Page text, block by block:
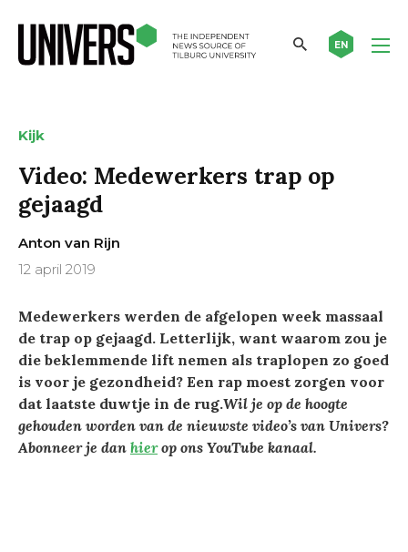
EN
Kijk
Video: Medewerkers trap op
gejaagd
Anton van Rijn
12 april 2019
Medewerkers werden de afgelopen week massaal
de trap op gejaagd. Letterlijk, want waarom zou je
die beklemmende lift nemen als traplopen zo goed
is voor je gezondheid? Een rap moest zorgen voor
dat laatste duwtje in de rug.Wil je op de hoogte
gehouden worden van de nieuwste video’s van Univers?
Abonneer je dan hierop ons YouTube kanaal.